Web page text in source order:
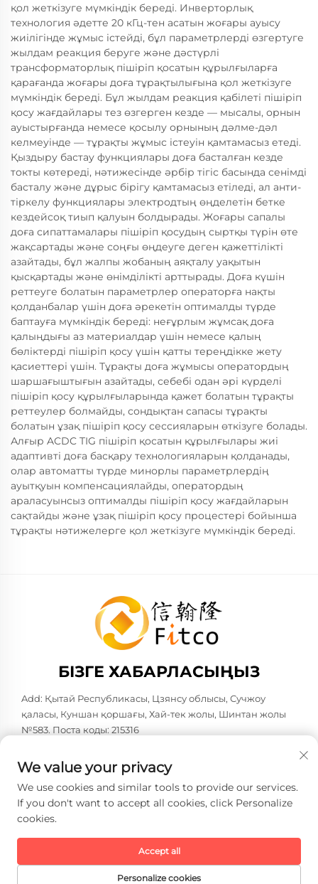
қол жеткізуге мүмкіндік береді. Инверторлық
технология әдетте 20 кГц-тен асатын жоғары ауысу
жиілігінде жұмыс істейді, бұл параметрлерді өзгертуге
жылдам реакция беруге және дәстүрлі
трансформаторлық пішіріп қосатын құрылғыларға
қарағанда жоғары доға тұрақтылығына қол жеткізуге
мүмкіндік береді. Бұл жылдам реакция қабілеті пішіріп
қосу жағдайлары тез өзгерген кезде — мысалы, орнын
ауыстырғанда немесе қосылу орнының дәлме-дәл
келмеуінде — тұрақты жұмыс істеуін қамтамасыз етеді.
Қыздыру бастау функциялары доға басталған кезде
токты көтереді, нәтижесінде әрбір тігіс басында сенімді
басталу және дұрыс бірігу қамтамасыз етіледі, ал анти-
тіркелу функциялары электродтың өңделетін бетке
кездейсоқ тиып қалуын болдырады. Жоғары сапалы
доға сипаттамалары пішіріп қосудың сыртқы түрін өте
жақсартады және соңғы өңдеуге деген қажеттілікті
азайтады, бұл жалпы жобаның аяқталу уақытын
қысқартады және өнімділікті арттырады. Доға күшін
реттеуге болатын параметрлер операторға нақты
қолданбалар үшін доға әрекетін оптималды түрде
баптауға мүмкіндік береді: неғұрлым жұмсақ доға
қалыңдығы аз материалдар үшін немесе қалың
бөліктерді пішіріп қосу үшін қатты тереңдікке жету
қасиеттері үшін. Тұрақты доға жұмысы оператордың
шаршағыштығын азайтады, себебі одан әрі күрделі
пішіріп қосу құрылғыларында қажет болатын тұрақты
реттеулер болмайды, сондықтан сапасы тұрақты
болатын ұзақ пішіріп қосу сессияларын өткізуге болады.
Алғыр ACDC TIG пішіріп қосатын құрылғылары жиі
адаптивті доға басқару технологияларын қолданады,
олар автоматты түрде минорлы параметрлердің
ауытқуын компенсациялайды, оператордың
араласуынсыз оптималды пішіріп қосу жағдайларын
сақтайды және ұзақ пішіріп қосу процестері бойынша
тұрақты нәтижелерге қол жеткізуге мүмкіндік береді.
БІЗГЕ ХАБАРЛАСЫҢЫЗ
Add: Қытай Республикасы, Цзянсу облысы, Сучжоу
қаласы, Куншан қоршағы, Хай-тек жолы, Шинтан жолы
№583. Поста коды: 215316
Электрондық пошта:
[email protected]
Copyright © 2026 Faith-Han Intelligent Technology Co., Ltd.
саясаты
We value your privacy
We use cookies and similar tools to provide our services.
If you don't want to accept all cookies, click Personalize
cookies.
Personalize cookies
Accept all